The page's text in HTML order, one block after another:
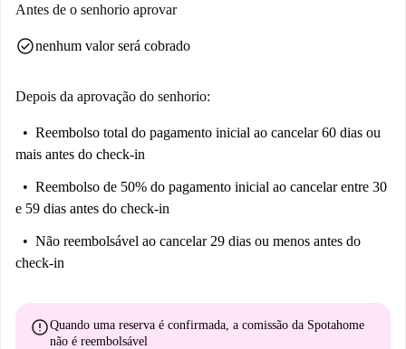
Antes de o senhorio aprovar
check_circlenenhum valor será cobrado
Depois da aprovação do senhorio:
Reembolso total do pagamento inicial ao cancelar 60 dias ou
mais antes do check-in
Reembolso de 50% do pagamento inicial ao cancelar entre 30
e 59 dias antes do check-in
Não reembolsável ao cancelar 29 dias ou menos antes do
check-in
errorQuando uma reserva é confirmada, a comissão da Spotahome
não é reembolsável